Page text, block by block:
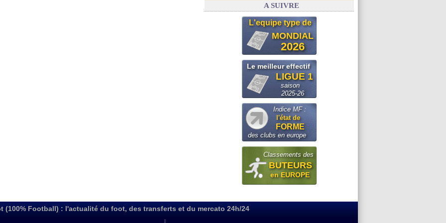
A SUIVRE
L'equipe type de
MONDIAL
2026
Le meilleur effectif
LIGUE 1
saison
2025-26
Indice MF :
l'état de
FORME
des clubs en europe
Classements des
BUTEURS
en EUROPE
(100% Football) : l'actualité du foot, des transferts et du mercato 24h/24